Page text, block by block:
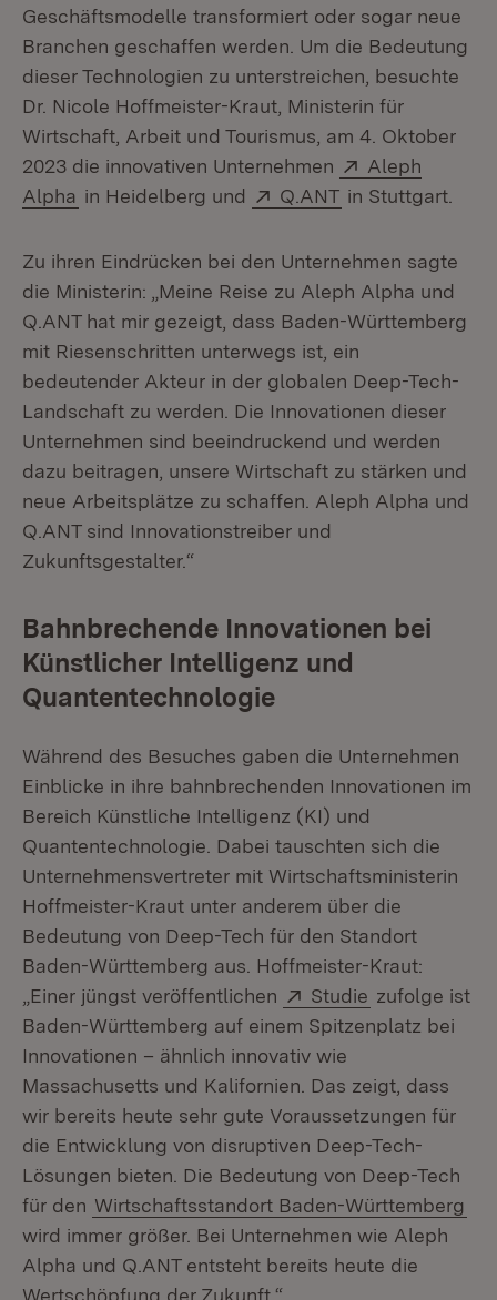
Geschäftsmodelle transformiert oder sogar neue
Branchen geschaffen werden. Um die Bedeutung
dieser Technologien zu unterstreichen, besuchte
Dr. Nicole Hoffmeister-Kraut, Ministerin für
Wirtschaft, Arbeit und Tourismus, am 4. Oktober
2023 die innovativen Unternehmen
Extern:
Aleph
Alpha (Öffnet in neuem Fenster)
in Heidelberg und Extern:
Q.ANT (Öffnet in
in Stuttgart.
Zu ihren Eindrücken bei den Unternehmen sagte
die Ministerin: „Meine Reise zu Aleph Alpha und
Q.ANT hat mir gezeigt, dass Baden-Württemberg
mit Riesenschritten unterwegs ist, ein
bedeutender Akteur in der globalen Deep-Tech-
Landschaft zu werden. Die Innovationen dieser
Unternehmen sind beeindruckend und werden
dazu beitragen, unsere Wirtschaft zu stärken und
neue Arbeitsplätze zu schaffen. Aleph Alpha und
Q.ANT sind Innovationstreiber und
Zukunftsgestalter.“
Bahnbrechende Innovationen bei
Künstlicher Intelligenz und
Quantentechnologie
Während des Besuches gaben die Unternehmen
Einblicke in ihre bahnbrechenden Innovationen im
Bereich Künstliche Intelligenz (KI) und
Quantentechnologie. Dabei tauschten sich die
Unternehmensvertreter mit Wirtschaftsministerin
Hoffmeister-Kraut unter anderem über die
Bedeutung von Deep-Tech für den Standort
Baden-Württemberg aus. Hoffmeister-Kraut:
„Einer jüngst veröffentlichen
Extern:
Studie (Öffnet in
zufolge ist
Baden-Württemberg auf einem Spitzenplatz bei
Innovationen – ähnlich innovativ wie
Massachusetts und Kalifornien. Das zeigt, dass
wir bereits heute sehr gute Voraussetzungen für
die Entwicklung von disruptiven Deep-Tech-
Lösungen bieten. Die Bedeutung von Deep-Tech
für den Wirtschaftsstandort Baden-Württemberg
wird immer größer. Bei Unternehmen wie Aleph
Alpha und Q.ANT entsteht bereits heute die
Wertschöpfung der Zukunft.“